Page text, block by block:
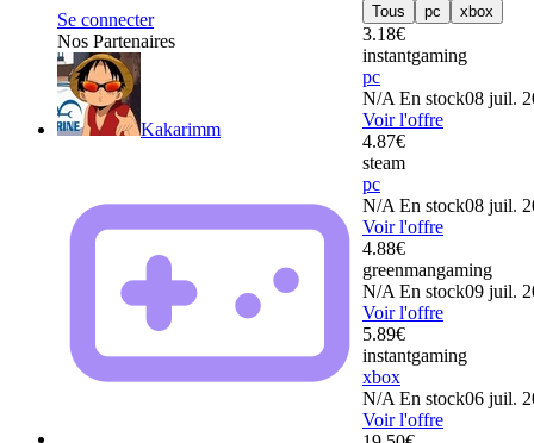
Se connecter
Nos Partenaires
Kakarimm
Tous pc xbox
3.18€
instantgaming
pc
N/A En stock08 juil.
Voir l'offre
4.87€
steam
pc
N/A En stock08 juil.
Voir l'offre
4.88€
greenmangaming
N/A En stock09 juil.
Voir l'offre
5.89€
instantgaming
xbox
N/A En stock06 juil.
Voir l'offre